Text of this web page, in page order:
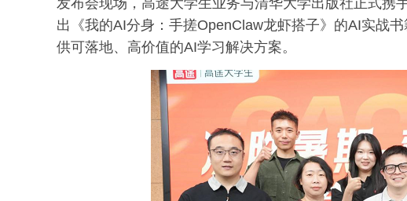
发布会现场，高途大学生业务与清华大学出版社正式携
出《我的AI分身：手搓OpenClaw龙虾搭子》的AI实战
供可落地、高价值的AI学习解决方案。